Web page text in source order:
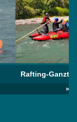
Rafting-
»